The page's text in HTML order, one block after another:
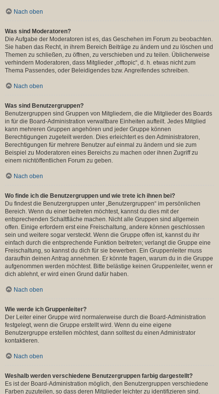
Nach oben
Was sind Moderatoren?
Die Aufgabe der Moderatoren ist es, das Geschehen im Forum zu beobachten.
Sie haben das Recht, in ihrem Bereich Beiträge zu ändern und zu löschen und
Themen zu schließen, zu öffnen, zu verschieben und zu teilen. Üblicherweise
verhindern Moderatoren, dass Mitglieder „offtopic“, d. h. etwas nicht zum
Thema Passendes, oder Beleidigendes bzw. Angreifendes schreiben.
Nach oben
Was sind Benutzergruppen?
Benutzergruppen sind Gruppen von Mitgliedern, die die Mitglieder des Boards
in für die Board-Administration verwaltbare Einheiten aufteilt. Jedes Mitglied
kann mehreren Gruppen angehören und jeder Gruppe können
Berechtigungen zugeteilt werden. Dies erleichtert es den Administratoren,
Berechtigungen für mehrere Benutzer auf einmal zu ändern und sie zum
Beispiel zu Moderatoren eines Bereichs zu machen oder ihnen Zugriff zu
einem nichtöffentlichen Forum zu geben.
Nach oben
Wo finde ich die Benutzergruppen und wie trete ich ihnen bei?
Du findest die Benutzergruppen unter „Benutzergruppen“ im persönlichen
Bereich. Wenn du einer beitreten möchtest, kannst du dies mit der
entsprechenden Schaltfläche machen. Nicht alle Gruppen sind allgemein
offen. Einige erfordern erst eine Freischaltung, andere können geschlossen
sein und weitere sogar versteckt. Wenn die Gruppe offen ist, kannst du ihr
einfach durch die entsprechende Funktion beitreten; verlangt die Gruppe eine
Freischaltung, so kannst du dich für sie bewerben. Ein Gruppenleiter muss
daraufhin deinen Antrag annehmen. Er könnte fragen, warum du in die Gruppe
aufgenommen werden möchtest. Bitte belästige keinen Gruppenleiter, wenn er
dich ablehnt, er wird einen Grund dafür haben.
Nach oben
Wie werde ich Gruppenleiter?
Der Leiter einer Gruppe wird normalerweise durch die Board-Administration
festgelegt, wenn die Gruppe erstellt wird. Wenn du eine eigene
Benutzergruppe erstellen möchtest, dann solltest du einen Administrator
kontaktieren.
Nach oben
Weshalb werden verschiedene Benutzergruppen farbig dargestellt?
Es ist der Board-Administration möglich, den Benutzergruppen verschiedene
Farben zuzuteilen, so dass deren Mitglieder leichter zu identifizieren sind.